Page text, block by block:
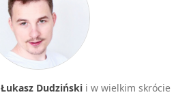
C++
Elementarz Java
Pascal
Łukasz Dudzińskii w wielkim skrócie